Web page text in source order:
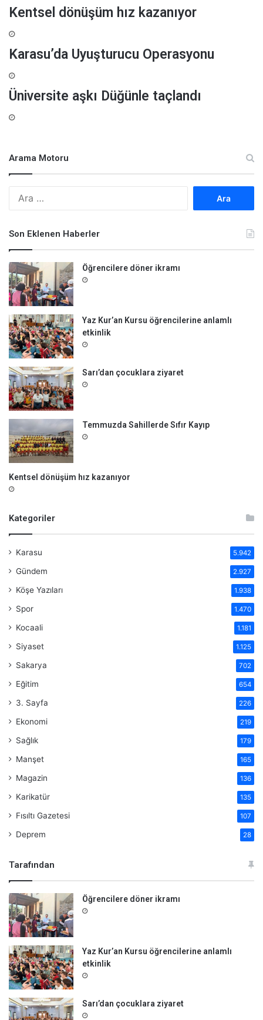
Kentsel dönüşüm hız kazanıyor
Karasu’da Uyuşturucu Operasyonu
Üniversite aşkı Düğünle taçlandı
Arama Motoru
Son Eklenen Haberler
Öğrencilere döner ikramı
Yaz Kur’an Kursu öğrencilerine anlamlı
etkinlik
Sarı’dan çocuklara ziyaret
Temmuzda Sahillerde Sıfır Kayıp
Kentsel dönüşüm hız kazanıyor
Kategoriler
Karasu 5.942
Gündem 2.927
Köşe Yazıları 1.938
Spor 1.470
Kocaali 1.181
Siyaset 1.125
Sakarya 702
Eğitim 654
3. Sayfa 226
Ekonomi 219
Sağlık 179
Manşet 165
Magazin 136
Karikatür 135
Fısıltı Gazetesi 107
Deprem 28
Tarafından
Öğrencilere döner ikramı
Yaz Kur’an Kursu öğrencilerine anlamlı
etkinlik
Sarı’dan çocuklara ziyaret